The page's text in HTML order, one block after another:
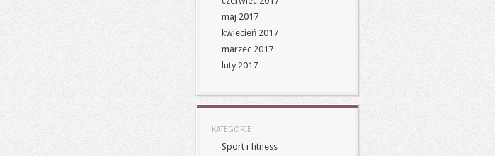
maj 2017
kwiecień 2017
marzec 2017
luty 2017
KATEGORIE
Sport i fitness